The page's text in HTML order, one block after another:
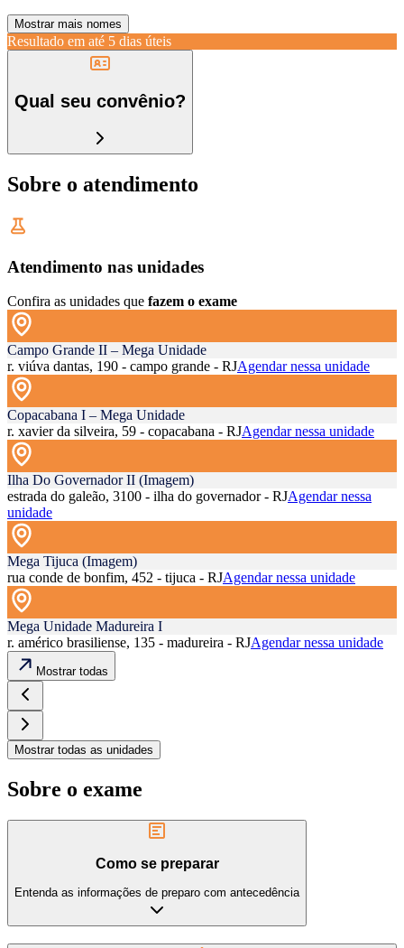
Mostrar mais nomes
Resultado em até 5 dias úteis
Qual seu convênio?
Sobre o atendimento
Atendimento nas unidades
Confira as unidades que fazem o exame
Campo Grande II – Mega Unidade
r. viúva dantas, 190 - campo grande - RJAgendar nessa unidade
Copacabana I – Mega Unidade
r. xavier da silveira, 59 - copacabana - RJAgendar nessa unidade
Ilha Do Governador II (Imagem)
estrada do galeão, 3100 - ilha do governador - RJAgendar nessa
unidade
Mega Tijuca (Imagem)
rua conde de bonfim, 452 - tijuca - RJAgendar nessa unidade
Mega Unidade Madureira I
r. américo brasiliense, 135 - madureira - RJAgendar nessa unidade
Mostrar todas
Mostrar todas as unidades
Sobre o exame
Como se preparar
Entenda as informações de preparo com antecedência